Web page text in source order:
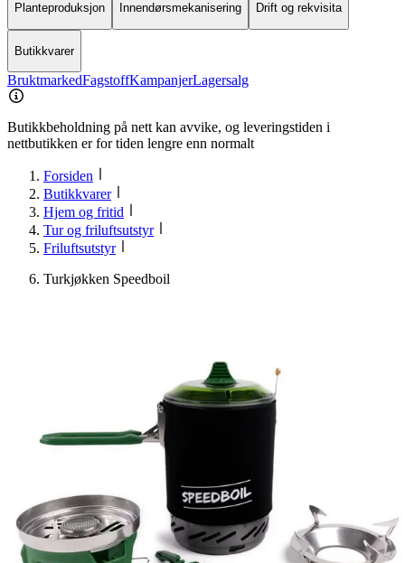
Planteproduksjon Innendørsmekanisering Drift og rekvisita
Butikkvarer
BruktmarkedFagstoffKampanjerLagersalg
Butikkbeholdning på nett kan avvike, og leveringstiden i
nettbutikken er for tiden lengre enn normalt
Forsiden
Butikkvarer
Hjem og fritid
Tur og friluftsutstyr
Friluftsutstyr
Turkjøkken Speedboil